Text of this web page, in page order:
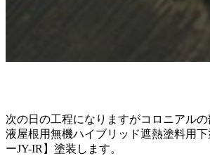
次の日の工程になりますがコロニアル
液屋根用無機ハイブリッド遮熱塗料用
ーJY-IR】塗装します。